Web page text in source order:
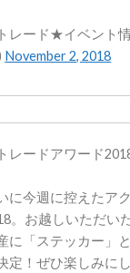
レード★イベント
November 2, 2018
レードアワード
に今週に控えたア
。お越しいただい
に「ステッカー」
定！ぜひ楽しみに